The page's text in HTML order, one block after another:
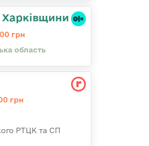
грн
область
грн
РТЦК та СП